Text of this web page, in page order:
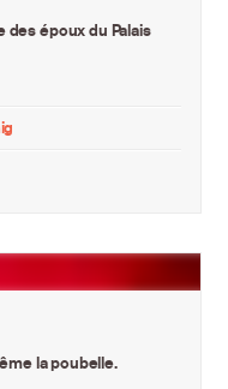
des époux du Palais
la poubelle.